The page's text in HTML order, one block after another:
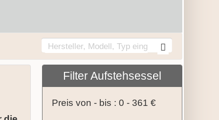
Filter Aufstehsessel
Preis von - bis :0 - 361 €